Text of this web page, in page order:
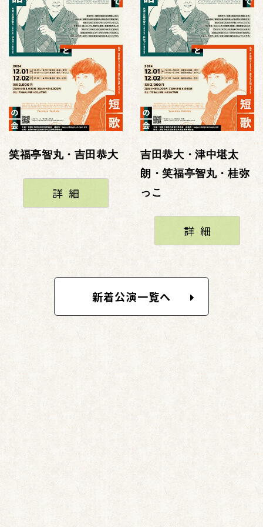
笑福亭智丸・吉田恭大
詳細
吉田恭大・津中堪太
朗・笑福亭智丸・桂弥
っこ
詳細
新着公演一覧へ